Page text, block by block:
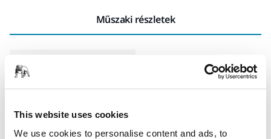
This website uses cookies
We use cookies to personalise content and ads, to
Műszaki részletek
Hossz